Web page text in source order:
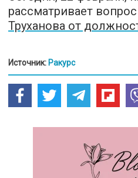
рассматривает вопрос
Труханова от
Источник: Ракурс